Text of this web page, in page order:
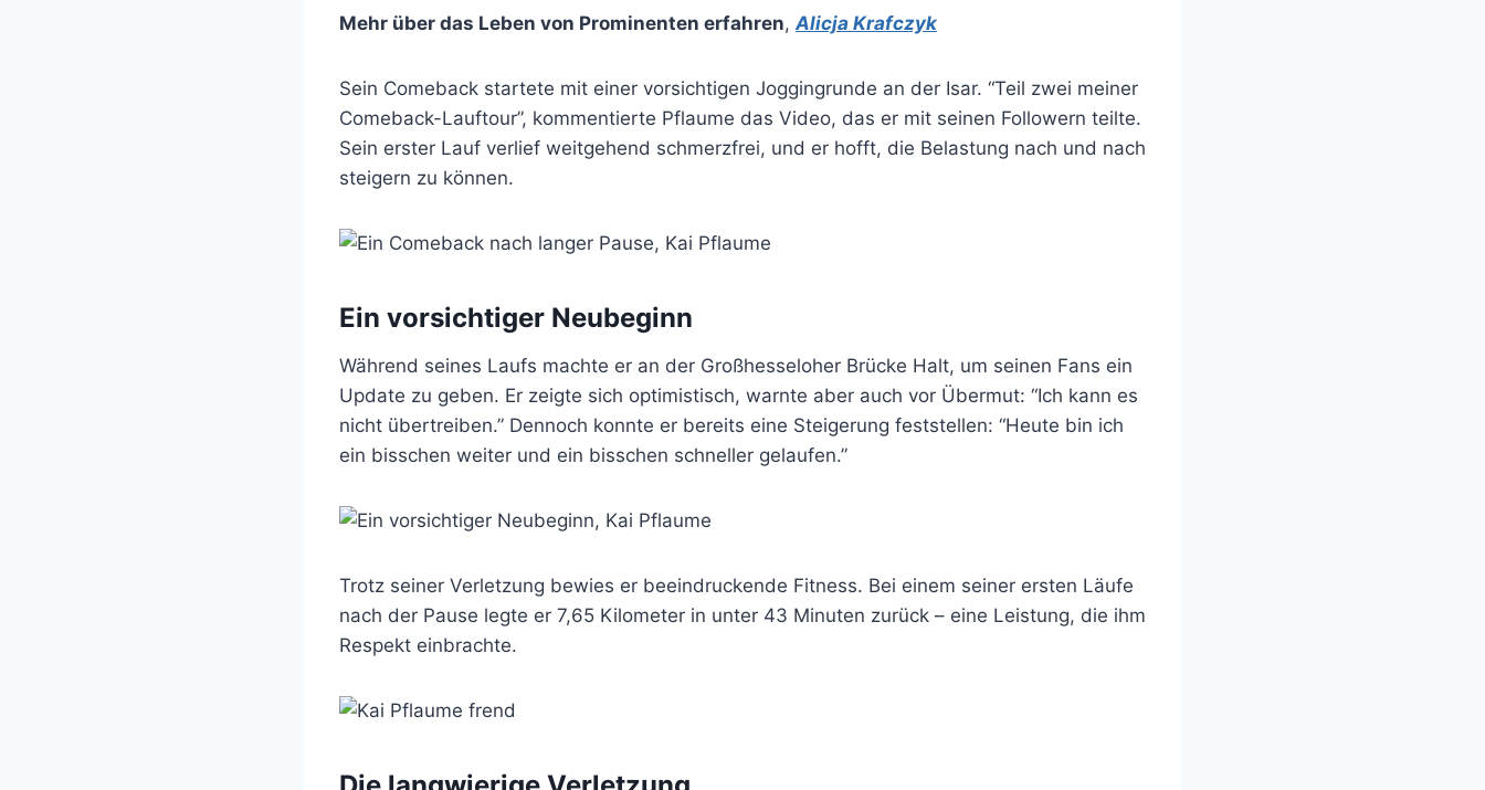
Mehr über das Leben von Prominenten erfahren, Alicja Krafczyk
Sein Comeback startete mit einer vorsichtigen Joggingrunde an der Isar. “Teil zwei meiner
Comeback-Lauftour”, kommentierte Pflaume das Video, das er mit seinen Followern teilte.
Sein erster Lauf verlief weitgehend schmerzfrei, und er hofft, die Belastung nach und nach
steigern zu können.
Ein vorsichtiger Neubeginn
Während seines Laufs machte er an der Großhesseloher Brücke Halt, um seinen Fans ein
Update zu geben. Er zeigte sich optimistisch, warnte aber auch vor Übermut: “Ich kann es
nicht übertreiben.” Dennoch konnte er bereits eine Steigerung feststellen: “Heute bin ich
ein bisschen weiter und ein bisschen schneller gelaufen.”
Trotz seiner Verletzung bewies er beeindruckende Fitness. Bei einem seiner ersten Läufe
nach der Pause legte er 7,65 Kilometer in unter 43 Minuten zurück – eine Leistung, die ihm
Respekt einbrachte.